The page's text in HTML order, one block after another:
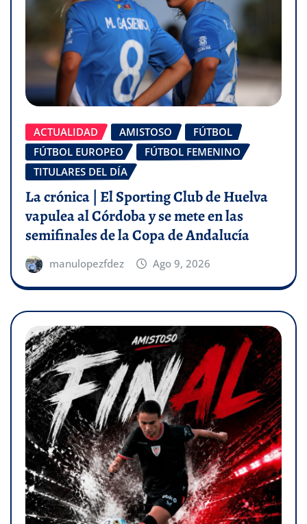
ACTUALIDAD AMISTOSO
FÚTBOL
FÚTBOL EUROPEO
FÚTBOL FEMENINO
TITULARES DEL DÍA
La crónica | El Sporting Club de Huelva
vapulea al Córdoba y se mete en las
semifinales de la Copa de Andalucía
manulopezfdez Ago 9, 2026